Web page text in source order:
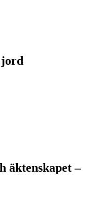
äktenskapet –